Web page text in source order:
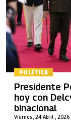
POLÍTICA
Viernes, 24 Abril , 2026
Presidente
hoy con
binacional